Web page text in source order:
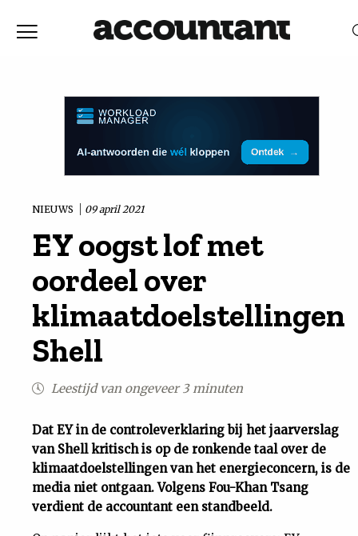
Vaktechniek
Achtergrond
Uit
Feiten
Cijfers
NIEUWS 09 april 2021
EY oogst lof met
oordeel over
klimaatdoelstellingen
Shell
Leestijd van ongeveer 3 minuten
Dat EY in de controleverklaring bij het jaarverslag
van Shell kritisch is op de ronkende taal over de
klimaatdoelstellingen van het energieconcern, is de
media niet ontgaan. Volgens Fou-Khan Tsang
verdient de accountant een standbeeld.